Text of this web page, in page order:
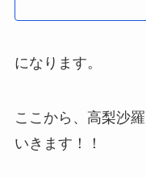
になります。
ここから、高梨沙
いきます！！